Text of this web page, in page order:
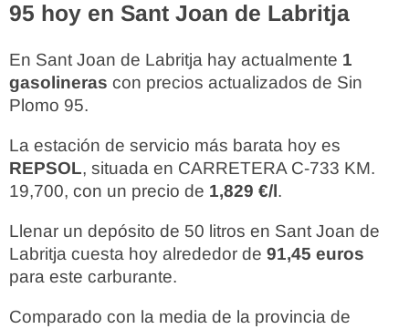
95 hoy en Sant Joan de Labritja
En Sant Joan de Labritja hay actualmente 1
gasolineras con precios actualizados de Sin
Plomo 95.
La estación de servicio más barata hoy es
REPSOL, situada en CARRETERA C-733 KM.
19,700, con un precio de 1,829 €/l.
Llenar un depósito de 50 litros en Sant Joan de
Labritja cuesta hoy alrededor de 91,45 euros
para este carburante.
Comparado con la media de la provincia de